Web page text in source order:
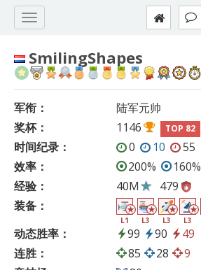
SmilingShapes
军衔：
陆军元帅
奖杯：
1146 TOP 82
时间纪录： 0 10
55
效率：
200% 160%
经验：
40M
479
装备：
L1 L3 L3 L3
动态胜率： 99 90
49
连胜：
85 28
9